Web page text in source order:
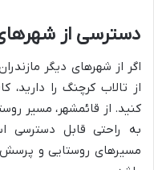
دسترسی از
اگر از شهرهای دیگر
از تالاب کرچنگ را
کنید. از قائمشهر، مسیر
به راحتی قابل دسترسی
مسیرهای روستایی و پرسش